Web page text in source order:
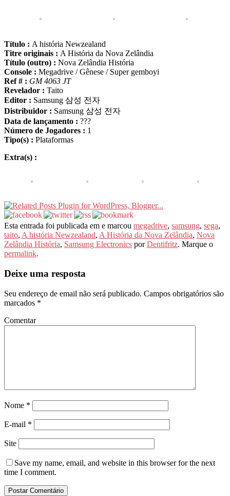
Título : A história Newzealand
Titre originais : A História da Nova Zelândia
Título (outro) : Nova Zelândia História
Console : Megadrive / Gênese / Super gemboyi
Ref # : GM 4063 JT
Revelador : Taito
Editor : Samsung 삼성 전자
Distribuidor : Samsung 삼성 전자
Data de lançamento : ???
Número de Jogadores : 1
Tipo(s) : Plataformas
Extra(s) :
Esta entrada foi publicada em e marcou megadrive, samsung, sega,
taito, A história Newzealand, A História da Nova Zelândia, Nova
Zelândia História, Samsung Electronics porDentifritz. Marque o
permalink.
Deixe uma resposta
Seu endereço de email não será publicado. Campos obrigatórios são
marcados *
Comentar
Nome *
E-mail *
Site
Save my name, email, and website in this browser for the next
time I comment.